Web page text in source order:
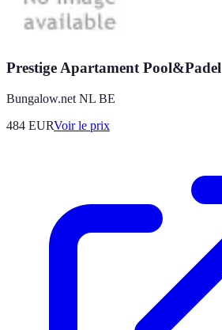
Prestige Apartament Pool&Padel
Bungalow.net NL BE
484 EURVoir le prix